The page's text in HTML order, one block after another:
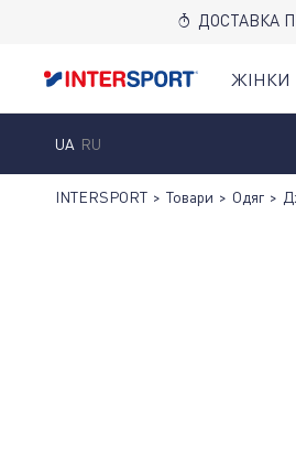
ДОСТАВКА
ЖІНКИ
UA RU
INTERSPORT > Товари > Одяг >